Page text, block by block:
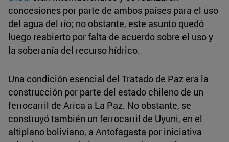
concesiones por parte de ambos países para el uso
del agua del río; no obstante, este asunto quedó
luego reabierto por falta de acuerdo sobre el uso y
la soberanía del recurso hídrico.
Una condición esencial del Tratado de Paz era la
construcción por parte del estado chileno de un
ferrocarril de Arica a La Paz. No obstante, se
construyó también un ferrocarril de Uyuni, en el
altiplano boliviano, a Antofagasta por iniciativa